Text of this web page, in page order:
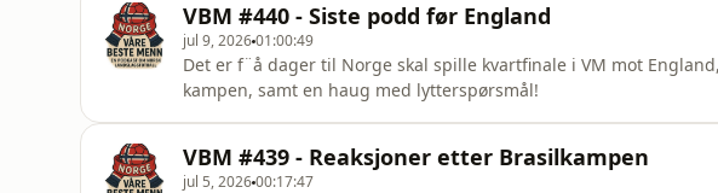
VBM #440 - Siste podd før England
jul 9, 202601:00:49
Det er f¨å dager til Norge skal spille kvartfinale i VM mot
kampen, samt en haug med lytterspørsmål!
VBM #439 - Reaksjoner etter Brasilkampen
jul 5, 202600:17:47